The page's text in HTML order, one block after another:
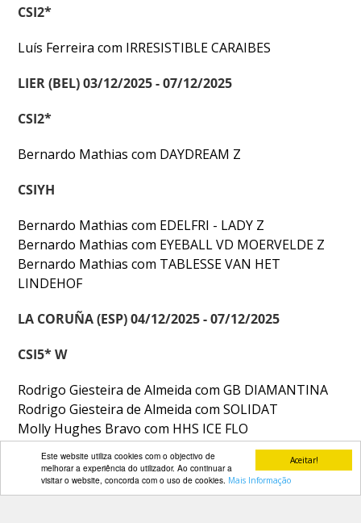
Aceitar!
Este website utiliza cookies com o objectivo de
melhorar a experiência do utilizador. Ao continuar a
visitar o website, concorda com o uso de cookies. Mais Informação
CSI2*
Luís Ferreira com IRRESISTIBLE CARAIBES
LIER (BEL) 03/12/2025 - 07/12/2025
CSI2*
Bernardo Mathias com DAYDREAM Z
CSIYH
Bernardo Mathias com EDELFRI - LADY Z
Bernardo Mathias com EYEBALL VD MOERVELDE Z
Bernardo Mathias com TABLESSE VAN HET
LINDEHOF
LA CORUÑA (ESP) 04/12/2025 - 07/12/2025
CSI5* W
Rodrigo Giesteira de Almeida com GB DIAMANTINA
Rodrigo Giesteira de Almeida com SOLIDAT
Molly Hughes Bravo com HHS ICE FLO
Molly Hughes Bravo com HHS TOKYO
Duarte Seabra com DOURADOS 2
Duarte Seabra com FERNHILL LEONARDO